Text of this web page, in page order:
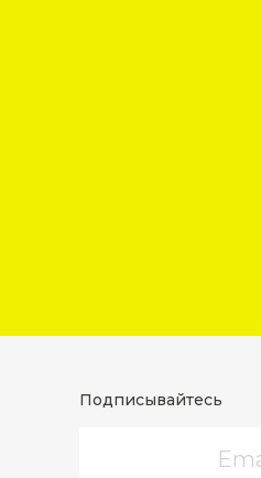
Подписывайтесь